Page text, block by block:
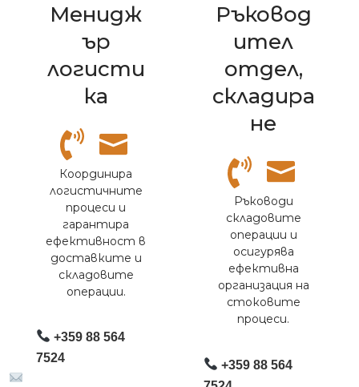
Менидж
ър
логисти
ка
Координира
логистичните
процеси и
гарантира
ефективност в
доставките и
складовите
операции.
+359 88 564
7524
Ръковод
ител
отдел,
складира
не
Ръководи
складовите
операции и
осигурява
ефективна
организация на
стоковите
процеси.
+359 88 564